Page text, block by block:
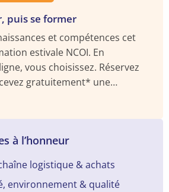
puis se former
et compétences cet
estivale NCOI. En
vous choisissez. Réservez
gratuitement* une
à l’honneur
logistique & achats
environnement & qualité